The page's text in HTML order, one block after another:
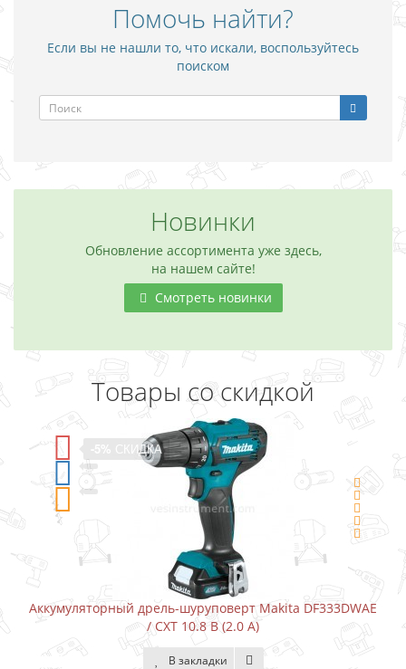
Помочь найти?
Если вы не нашли то, что искали, воспользуйтесь
поиском
Новинки
Обновление ассортимента уже здесь,
на нашем сайте!
Смотреть новинки
Товары со скидкой
СКИДКА
Аккумуляторный дрель-шуруповерт Makita DF333DWAE
/ CXT 10.8 В (2.0 А)
В закладки